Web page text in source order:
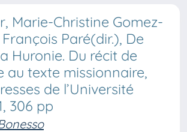
Marie-Christine Gomez-
Paré(dir.), De
Huronie. Du récit de
au texte missionnaire,
de l’Université
306 pp